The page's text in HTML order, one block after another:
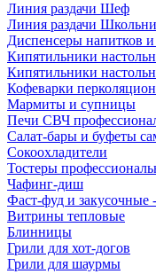
Линия раздачи Шеф
Линия раздачи
Диспенсеры напитков
Кипятильники
Кипятильники
Кофеварки
Мармиты и супницы
Печи СВЧ
Салат-бары и буфеты
Сокоохладители
Тостеры
Чафинг-диш
Фаст-фуд и закусочные
Витрины тепловые
Блинницы
Грили для хот-догов
Грили для шаурмы